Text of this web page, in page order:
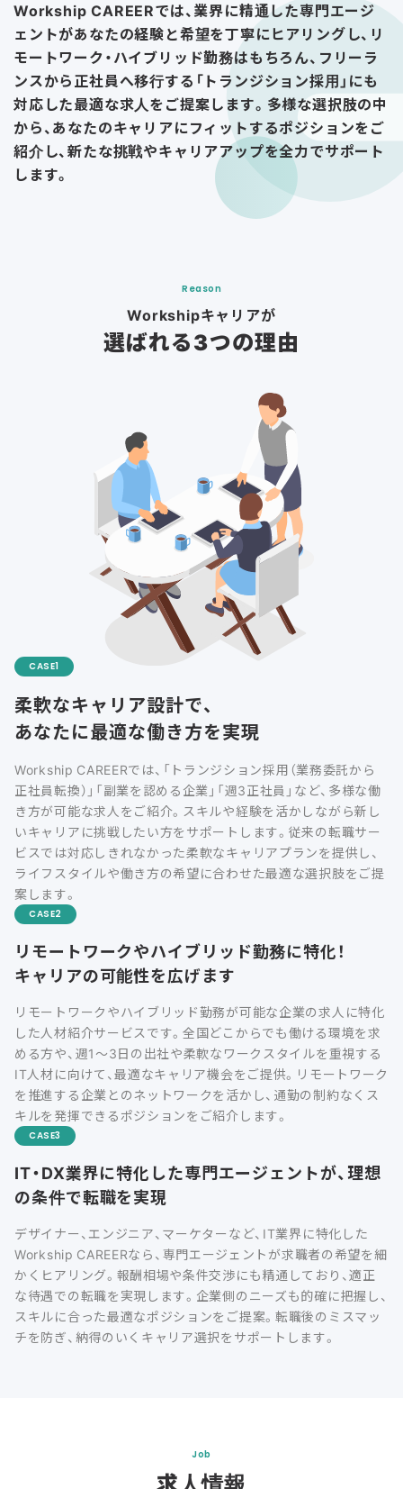
Workship CAREERでは、業界に精通した専門エージ
ェントがあなたの経験と希望を丁寧にヒアリングし、リ
モートワーク・ハイブリッド勤務はもちろん、フリーラ
ンスから正社員へ移行する「トランジション採用」にも
対応した最適な求人をご提案します。多様な選択肢の中
から、あなたのキャリアにフィットするポジションをご
紹介し、新たな挑戦やキャリアアップを全力でサポート
します。
Reason
Workshipキャリアが
選ばれる3つの理由
CASE
柔軟なキャリア設計で、
あなたに最適な働き方を実現
Workship CAREERでは、「トランジション採用（業務委託から
正社員転換）」「副業を認める企業」「週3正社員」など、多様な働
き方が可能な求人をご紹介。スキルや経験を活かしながら新し
いキャリアに挑戦したい方をサポートします。従来の転職サー
ビスでは対応しきれなかった柔軟なキャリアプランを提供し、
ライフスタイルや働き方の希望に合わせた最適な選択肢をご提
案します。
CASE
リモートワークやハイブリッド勤務に特化！
キャリアの可能性を広げます
リモートワークやハイブリッド勤務が可能な企業の求人に特化
した人材紹介サービスです。全国どこからでも働ける環境を求
める方や、週1〜3日の出社や柔軟なワークスタイルを重視する
IT人材に向けて、最適なキャリア機会をご提供。リモートワーク
を推進する企業とのネットワークを活かし、通勤の制約なくス
キルを発揮できるポジションをご紹介します。
CASE
IT・DX業界に特化した専門エージェントが、理想
の条件で転職を実現
デザイナー、エンジニア、マーケターなど、IT業界に特化した
Workship CAREERなら、専門エージェントが求職者の希望を細
かくヒアリング。報酬相場や条件交渉にも精通しており、適正
な待遇での転職を実現します。企業側のニーズも的確に把握し、
スキルに合った最適なポジションをご提案。転職後のミスマッ
チを防ぎ、納得のいくキャリア選択をサポートします。
Job
求人情報